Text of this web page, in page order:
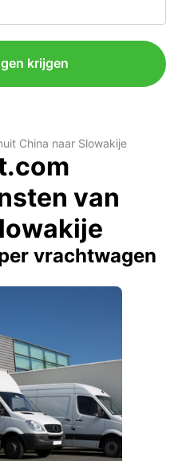
krijgen
China naar Slowakije
van
vrachtwagen